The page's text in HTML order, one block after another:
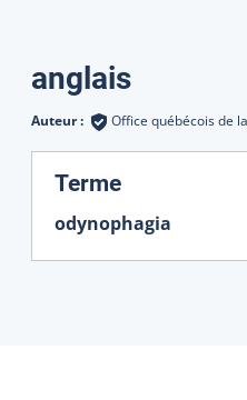
Traductions
anglais
Auteur : Office québécois de
Terme:
odynophagia